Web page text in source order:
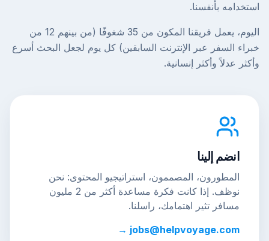
استخدامه بأنفسنا.
اليوم، يعمل فريقنا المكون من 35 شغوفًا (من بينهم 12 من
خبراء السفر عبر الإنترنت السابقين) كل يوم لجعل البحث أسرع
وأكثر عدلاً وأكثر إنسانية.
انضم إلينا
المطورون، المصممون، استراتيجيو المحتوى: نحن
نوظف. إذا كانت فكرة مساعدة أكثر من 2 مليون
مسافر تثير اهتمامك، راسلنا.
jobs@helpvoyage.com →